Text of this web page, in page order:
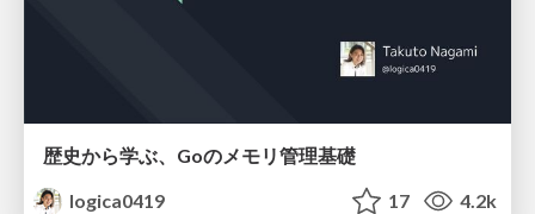
歴史から学ぶ、Goのメモリ管理基礎
logica0419
17 4.2k